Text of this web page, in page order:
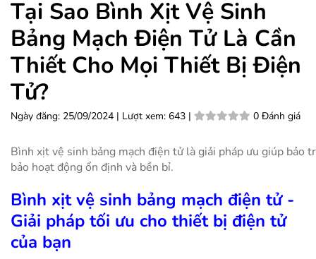
Tại Sao Bình Xịt Vệ Sinh
Bảng Mạch Điện Tử Là Cần
Thiết Cho Mọi Thiết Bị Điện
Tử?
Ngày đăng: 25/09/2024 | Lượt xem: 643 | 0 Đánh giá
Bình xịt vệ sinh bảng mạch điện tử là giải pháp ưu giúp bảo
bảo hoạt động ổn định và bền bỉ.
Bình xịt vệ sinh bảng mạch điện tử -
Giải pháp tối ưu cho thiết bị điện tử
của bạn